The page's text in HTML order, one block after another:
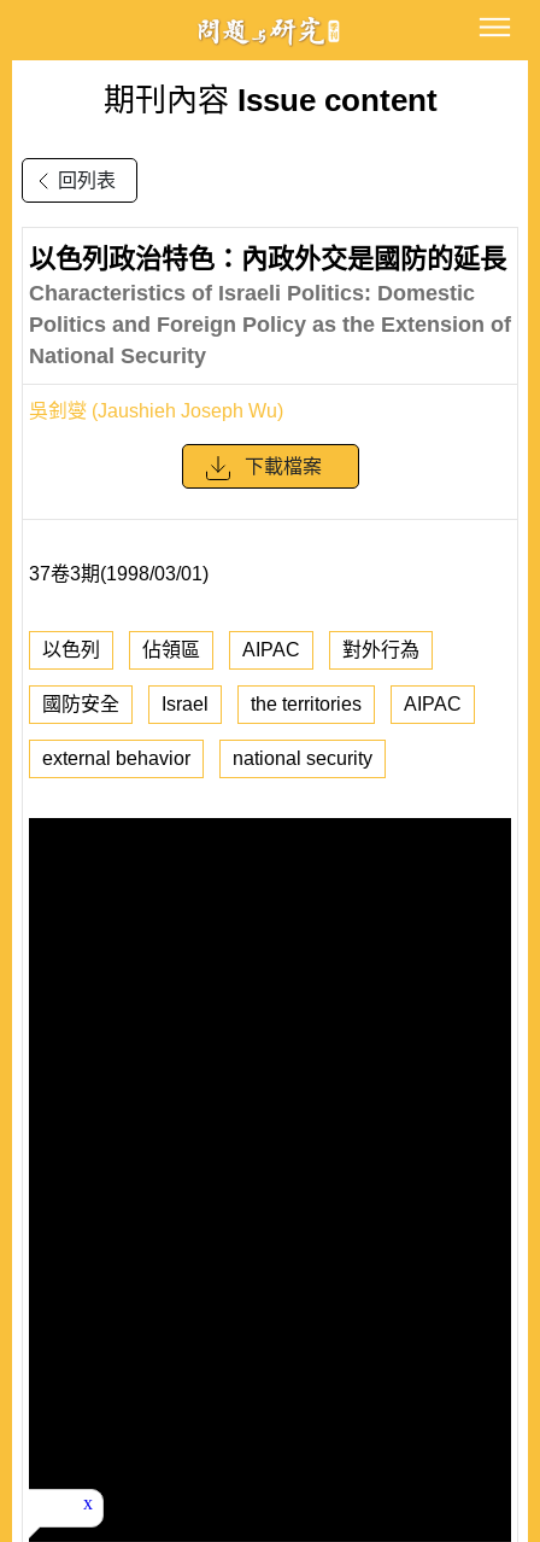
期刊內容 Issue content
回列表
以色列政治特色：內政外交是國防的延長
Characteristics of Israeli Politics: Domestic
Politics and Foreign Policy as the Extension of
National Security
吳釗燮 (Jaushieh Joseph Wu)
下載檔案
37卷3期(1998/03/01)
以色列 佔領區 AIPAC 對外行為
國防安全 Israel the territories AIPAC
external behavior national security